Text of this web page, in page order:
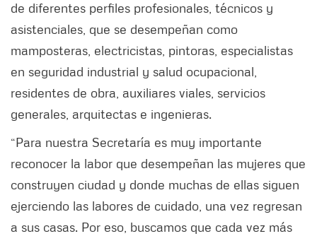
de diferentes perfiles profesionales, técnicos y
asistenciales, que se desempeñan como
mamposteras, electricistas, pintoras, especialistas
en seguridad industrial y salud ocupacional,
residentes de obra, auxiliares viales, servicios
generales, arquitectas e ingenieras.
“Para nuestra Secretaría es muy importante
reconocer la labor que desempeñan las mujeres que
construyen ciudad y donde muchas de ellas siguen
ejerciendo las labores de cuidado, una vez regresan
a sus casas. Por eso, buscamos que cada vez más